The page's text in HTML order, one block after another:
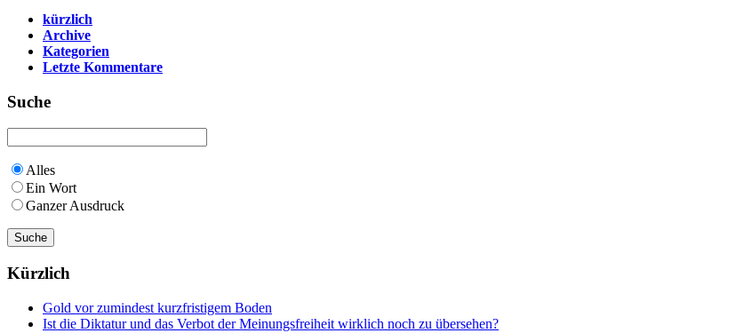
kürzlich
Archive
Kategorien
Letzte Kommentare
Suche
Alles
Ein Wort
Ganzer Ausdruck
Kürzlich
Gold vor zumindest kurzfristigem Boden
Ist die Diktatur und das Verbot der Meinungsfreiheit wirklich noch zu übersehen?